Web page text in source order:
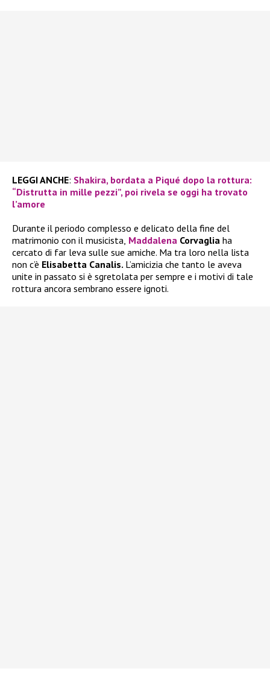
LEGGI ANCHE: Shakira, bordata a Piqué dopo la rottura:
“Distrutta in mille pezzi”, poi rivela se oggi ha trovato
l’amore
Durante il periodo complesso e delicato della fine del
matrimonio con il musicista, Maddalena Corvaglia ha
cercato di far leva sulle sue amiche. Ma tra loro nella lista
non c’è Elisabetta Canalis. L’amicizia che tanto le aveva
unite in passato si è sgretolata per sempre e i motivi di tale
rottura ancora sembrano essere ignoti.